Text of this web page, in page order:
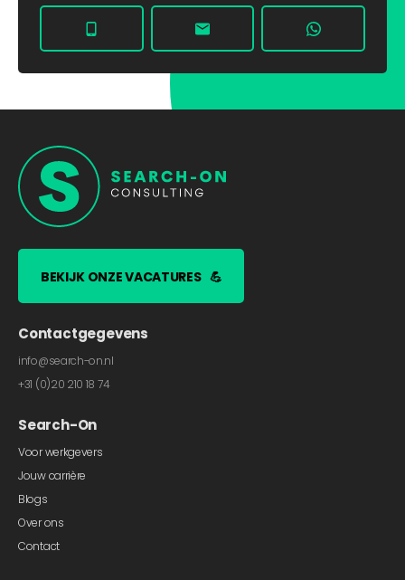
BEKIJK ONZE VACATURES 💪
Contactgegevens
info@search-on.nl
+31 (0)20 210 18 74
Search-On
Voor werkgevers
Jouw carrière
Blogs
Over ons
Contact